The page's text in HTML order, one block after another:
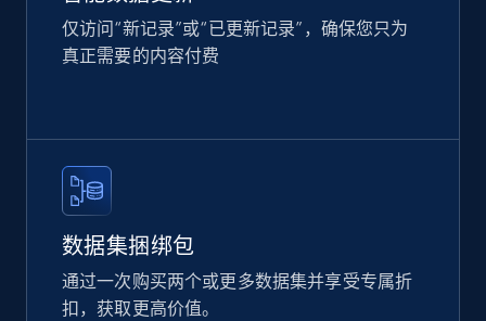
more.
2.4K+
Home Depot US
URL, Domain, Country code, Model number,
仅访问“新记录”或“已更新记录”，确保您只为
真正需要的内容付费
数据集捆绑包
通过一次购买两个或更多数据集并享受专属折
扣，获取更高价值。